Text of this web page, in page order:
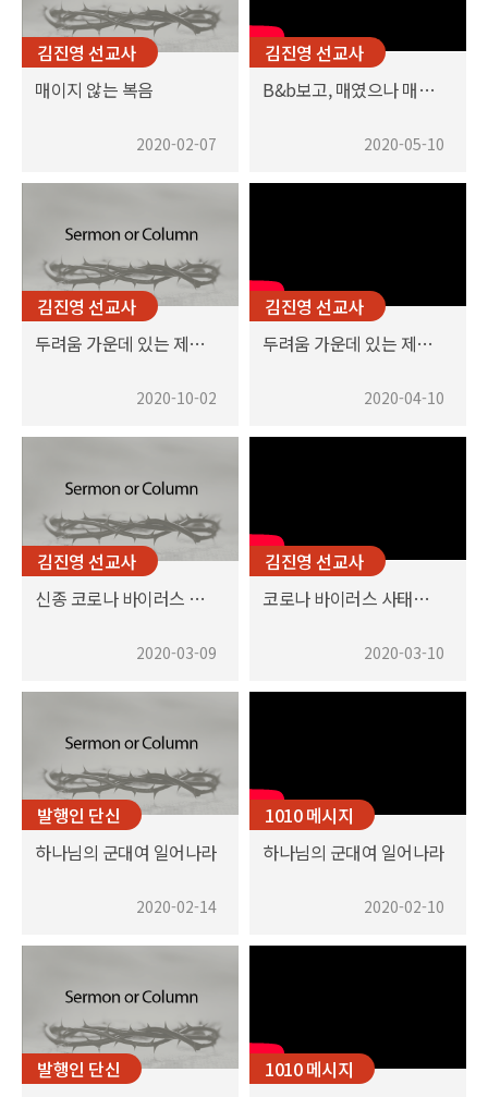
김진영 선교사
매이지 않는 복음
2020-02-07
김진영 선교사
B&b보고, 매였으나 매이지않는 복음
2020-05-10
김진영 선교사
두려움 가운데 있는 제자들에게
2020-10-02
김진영 선교사
두려움 가운데 있는 제자에게
2020-04-10
김진영 선교사
신종 코로나 바이러스 사태를 바라보며
2020-03-09
김진영 선교사
코로나 바이러스 사태를 바라보며
2020-03-10
발행인 단신
하나님의 군대여 일어나라
2020-02-14
1010 메시지
하나님의 군대여 일어나라
2020-02-10
발행인 단신
1010 메시지